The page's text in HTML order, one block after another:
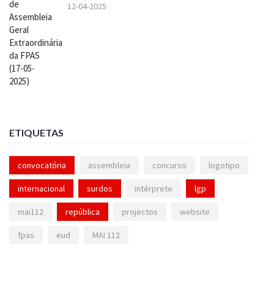
12-04-2025
ETIQUETAS
convocatória assembleia concurso logotipo
internacional surdos intérprete lgp
mai112 república projectos website
fpas eud MAI 112